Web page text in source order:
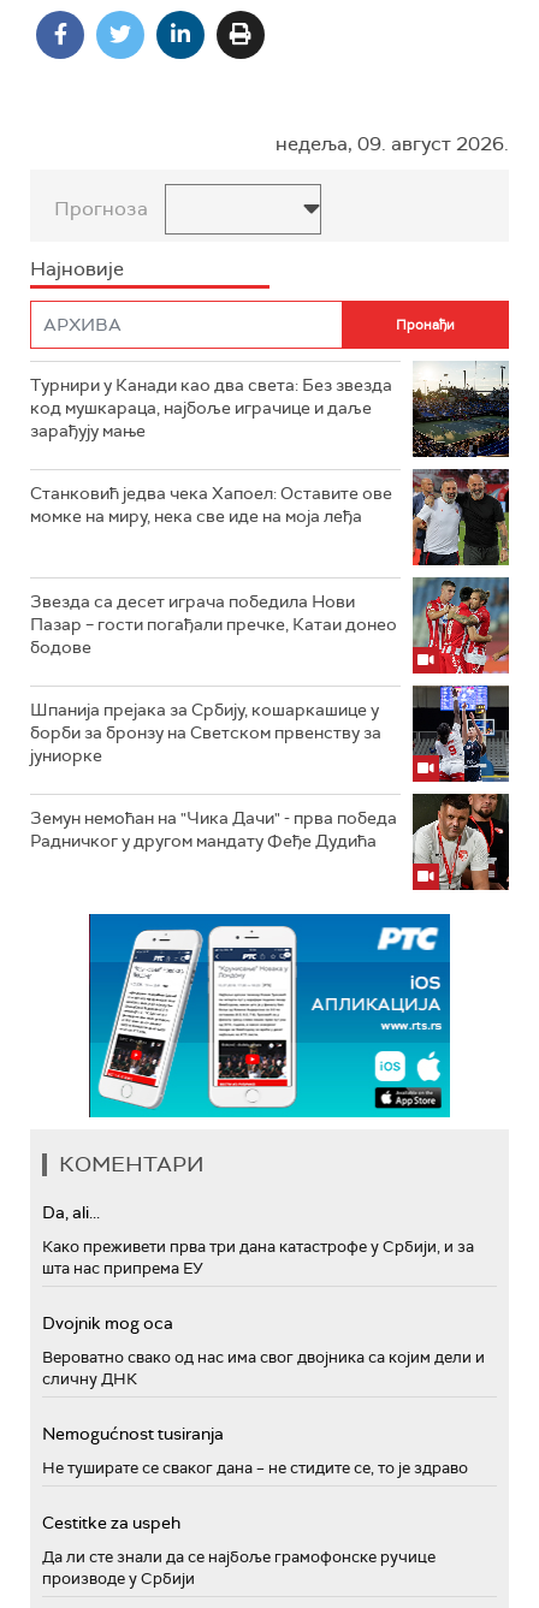
недеља, 09. август 2026.
Прогноза
Најновије
Турнири у Канади као два света: Без звезда
код мушкараца, најбоље играчице и даље
зарађују мање
Станковић једва чека Хапоел: Оставите ове
момке на миру, нека све иде на моја леђа
Звезда са десет играча победила Нови
Пазар – гости погађали пречке, Катаи донео
бодове
Шпанија прејакa за Србију, кошаркашице у
борби за бронзу на Светском првенству за
јуниорке
Земун немоћан на "Чика Дачи" - прва победа
Радничког у другом мандату Феђе Дудића
КОМЕНТАРИ
Da, ali...
Како преживети прва три дана катастрофе у Србији, и за
шта нас припрема ЕУ
Dvojnik mog oca
Вероватно свако од нас има свог двојника са којим дели и
сличну ДНК
Nemogućnost tusiranja
Не туширате се сваког дана – не стидите се, то је здраво
Cestitke za uspeh
Да ли сте знали да се најбоље грамофонске ручице
производе у Србији